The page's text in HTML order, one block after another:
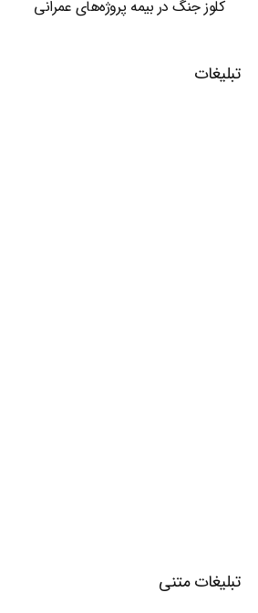
کلوز جنگ در بیمه پروژه‌های عمرانی
تبلیغات